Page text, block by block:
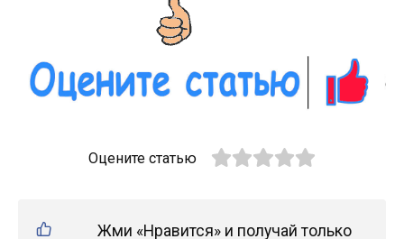
Оцените статью
Жми «Нравится» и получай только